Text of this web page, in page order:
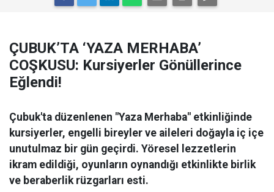
ÇUBUK’TA ‘YAZA MERHABA’
COŞKUSU: Kursiyerler Gönüllerince
Eğlendi!
Çubuk'ta düzenlenen "Yaza Merhaba" etkinliğinde
kursiyerler, engelli bireyler ve aileleri doğayla iç içe
unutulmaz bir gün geçirdi. Yöresel lezzetlerin
ikram edildiği, oyunların oynandığı etkinlikte birlik
ve beraberlik rüzgarları esti.